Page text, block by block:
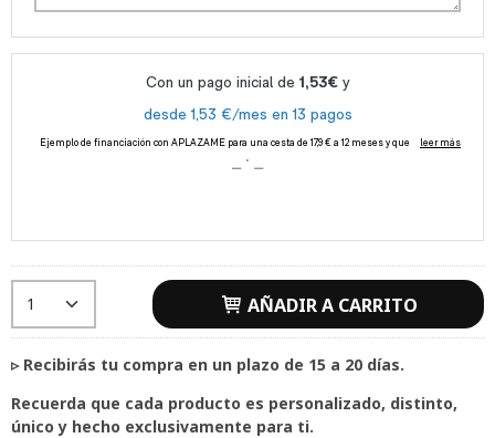
AÑADIR A CARRITO
▹Recibirás tu compra en un plazo de 15 a 20 días.
Recuerda que cada producto es personalizado, distinto,
único y hecho exclusivamente para ti.